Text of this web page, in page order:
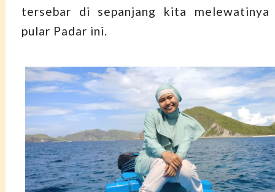
tersebar di sepanjang kita melewatinya
pular Padar ini.